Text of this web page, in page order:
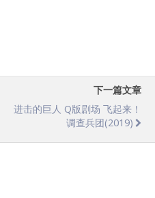
下一篇文章
进击的巨人 Q版剧场 飞起来！
调查兵团(2019)